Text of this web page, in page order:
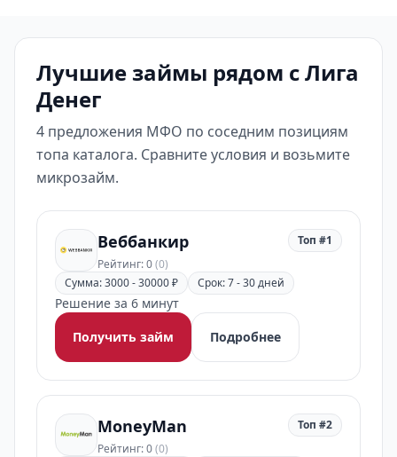
Лучшие займы рядом с Лига
Денег
4 предложения МФО по соседним позициям
топа каталога. Сравните условия и возьмите
микрозайм.
Веббанкир
Рейтинг: 0(0)
Топ #1
Сумма: 3000 - 30000 ₽ Срок: 7 - 30 дней
Решение за 6 минут
Получить займ
Подробнее
MoneyMan
Рейтинг: 0(0)
Топ #2